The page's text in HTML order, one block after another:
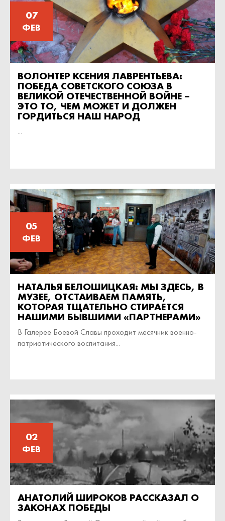
07
ФЕВ
ВОЛОНТЕР КСЕНИЯ ЛАВРЕНТЬЕВА:
ПОБЕДА СОВЕТСКОГО СОЮЗА В
ВЕЛИКОЙ ОТЕЧЕСТВЕННОЙ ВОЙНЕ –
ЭТО ТО, ЧЕМ МОЖЕТ И ДОЛЖЕН
ГОРДИТЬСЯ НАШ НАРОД
...
05
ФЕВ
НАТАЛЬЯ БЕЛОШИЦКАЯ: МЫ ЗДЕСЬ, В
МУЗЕЕ, ОТСТАИВАЕМ ПАМЯТЬ,
КОТОРАЯ ТЩАТЕЛЬНО СТИРАЕТСЯ
НАШИМИ БЫВШИМИ «ПАРТНЕРАМИ»
В Галерее Боевой Славы проходит месячник военно-
патриотического воспитания...
02
ФЕВ
АНАТОЛИЙ ШИРОКОВ РАССКАЗАЛ О
ЗАКОНАХ ПОБЕДЫ